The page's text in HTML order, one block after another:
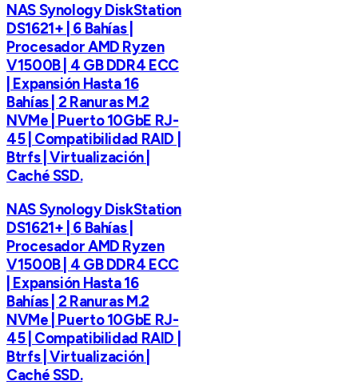
NAS Synology DiskStation
DS1621+ | 6 Bahías |
Procesador AMD Ryzen
V1500B | 4 GB DDR4 ECC
| Expansión Hasta 16
Bahías | 2 Ranuras M.2
NVMe | Puerto 10GbE RJ-
45 | Compatibilidad RAID |
Btrfs | Virtualización |
Caché SSD.
NAS Synology DiskStation
DS1621+ | 6 Bahías |
Procesador AMD Ryzen
V1500B | 4 GB DDR4 ECC
| Expansión Hasta 16
Bahías | 2 Ranuras M.2
NVMe | Puerto 10GbE RJ-
45 | Compatibilidad RAID |
Btrfs | Virtualización |
Caché SSD.